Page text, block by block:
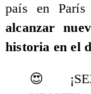
país en París
alcanzar
historia en el
😍